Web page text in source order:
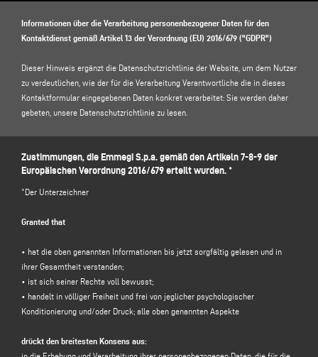
Informationen über die Verarbeitung personenbezogener Daten für den
Kontaktdienst gemäß Artikel 13 der Verordnung (EU) 2016/679 ("GDPR")
Dieser Hinweis ergänzt die Datenschutzrichtlinie der Website, um dem Nutzer
zu verdeutlichen, wie der für die Verarbeitung Verantwortliche die in dieses
Kontaktformular eingegebenen Daten konkret verarbeitet: Sie werden daher
gebeten, unsere Datenschutzrichtlinie zu lesen
DATENSCHUTZBEAUFTRAGTER
Inhaber der Datenverarbeitung: Emmegi S.p.a., in der Person ihres
gesetzlichen Vertreters pro tempore, mit Sitz in Via Archimede, 10 - 41019 -
01978870366.
Adresse:
voilap@amicadpo.eu
2. VERARBEITETE PERSONENBEZOGENE DATEN, ZWECK DER VERARBEITUNG
UND RECHTSGRUNDLAGE
Der für die Verarbeitung Verantwortliche verarbeitet Ihre persönlichen
Firmenname, Adresse, Stadt, Postleitzahl, Provinz, Bundesland, E-Mail-
Adresse, Telefonnummer), die Sie direkt durch Ausfüllen des
Zustimmungen, die Emmegi S.p.a. gemäß den Artikeln 7-8-9 der
Europäischen Verordnung 2016/679 erteilt wurden. *
*Der Unterzeichner
Granted that
• hat die oben genannten Informationen bis jetzt sorgfältig gelesen und in
ihrer Gesamtheit verstanden;
• ist sich seiner Rechte voll bewusst;
• handelt in völliger Freiheit und frei von jeglicher psychologischer
Konditionierung und/oder Druck; alle oben genannten Aspekte
drückt den breitesten Konsens aus: